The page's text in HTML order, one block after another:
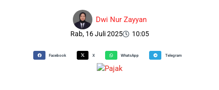
Dwi Nur Zayyan
Rab, 16 Juli 2025 10:05
Facebook X WhatsApp Telegram